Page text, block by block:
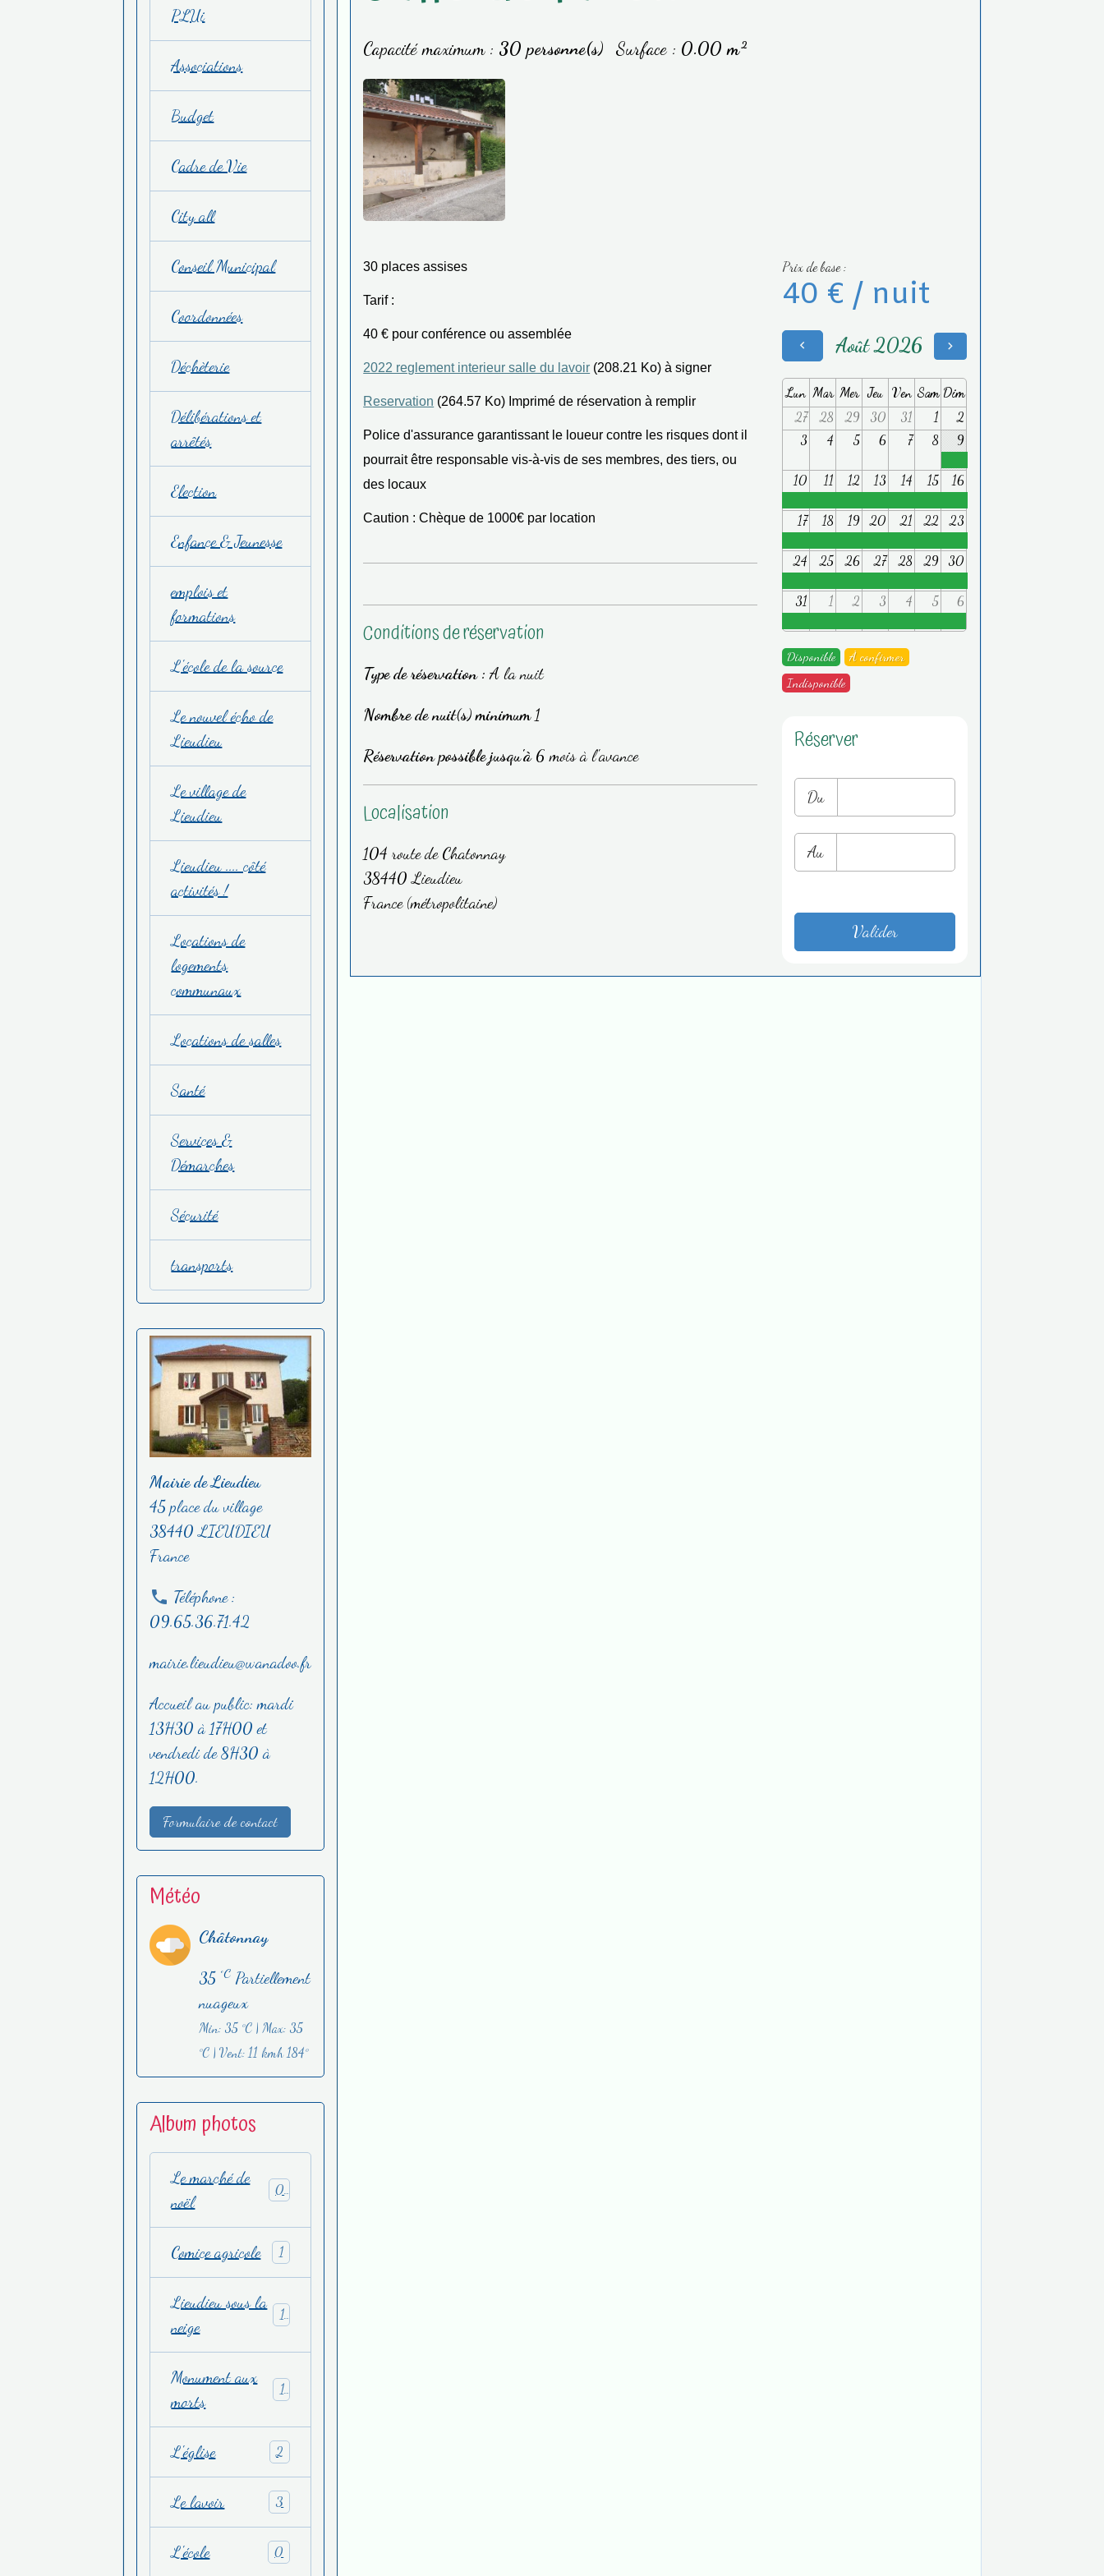
Capacité maximum : 30 personne(s) Surface : 0.00 m²
30 places assises
Tarif :
40 € pour conférence ou assemblée
2022 reglement interieur salle du lavoir (208.21 Ko) à signer
Reservation (264.57 Ko) Imprimé de réservation à remplir
Police d'assurance garantissant le loueur contre les risques dont il
pourrait être responsable vis-à-vis de ses membres, des tiers, ou
des locaux
Caution : Chèque de 1000€ par location
Conditions de réservation
Type de réservation : A la nuit
Nombre de nuit(s) minimum1
Réservation possible jusqu'à6 mois à l'avance
Localisation
104 route de Chatonnay
38440 Lieudieu
France (métropolitaine)
Prix de base :
40 € / nuit
Août 2026
Lun Mar Mer Jeu Ven Sam Dim
27
28 29 30 31 1
2
3
4 5 6 7 8 9
10 11 12 13 14 15 16
17 18 19 20 21 22 23
24 25 26 27 28 29 30
31 1 2 3 4 5 6
Disponible
À confirmer
Indisponible
Réserver
Du
Au
Valider
PLUi
Associations
Budget
Cadre de Vie
City all
Conseil Municipal
Coordonnées
Déchèterie
Délibérations et
arrêtés
Election
Enfance & Jeunesse
emplois et
formations
L'école de la source
Le nouvel écho de
Lieudieu
Le village de
Lieudieu
Lieudieu .... côté
activités !
Locations de
logements
communaux
Locations de salles
Santé
Services &
Démarches
Sécurité
transports
Mairie de Lieudieu
45 place du village
38440 LIEUDIEU
France
Téléphone :
09.65.36.71.42
mairie.lieudieu@wanadoo.fr
Accueil au public: mardi
13H30 à 17H00 et
vendredi de 8H30 à
12H00.
Formulaire de contact
Météo
Châtonnay
35 °C Partiellement
nuageux
Min: 35 °C | Max: 35
°C | Vent: 11 kmh 184°
Album photos
Le marché de
noël
0
Comice agricole 1
Lieudieu sous la
neige
1
Monument aux
morts
1
L'église 2
Le lavoir 3
L'école 0